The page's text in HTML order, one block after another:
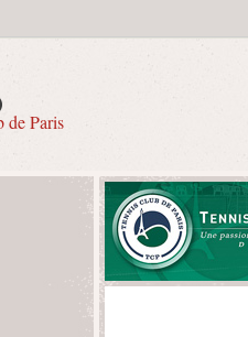
de Paris